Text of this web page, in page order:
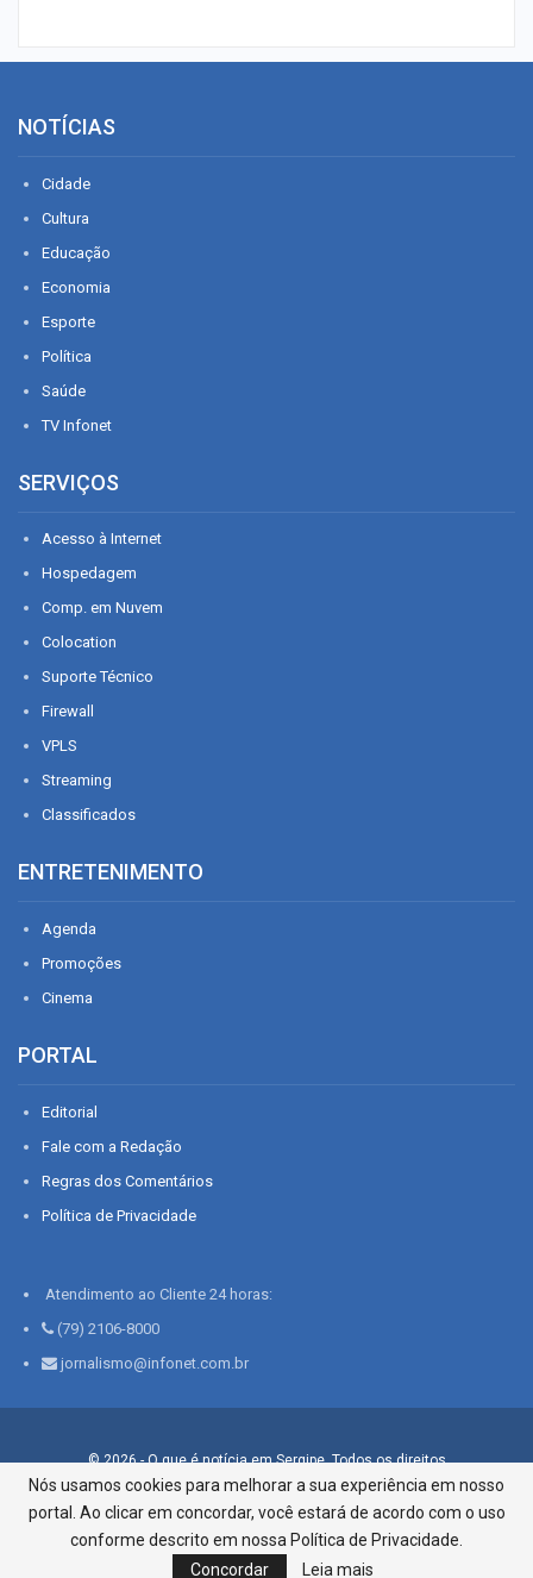
NOTÍCIAS
Cidade
Cultura
Educação
Economia
Esporte
Política
Saúde
TV Infonet
SERVIÇOS
Acesso à Internet
Hospedagem
Comp. em Nuvem
Colocation
Suporte Técnico
Firewall
VPLS
Streaming
Classificados
ENTRETENIMENTO
Agenda
Promoções
Cinema
PORTAL
Editorial
Fale com a Redação
Regras dos Comentários
Política de Privacidade
Atendimento ao Cliente 24 horas:
(79) 2106-8000
jornalismo@infonet.com.br
© 2026 - O que é notícia em Sergipe. Todos os direitos
reservados.
Infonet - Rua Monsenhor Silveira 276, Bairro São José |
Aracaju-SE, CEP 49015-030, Fone: 79.2106.8000 - CI Centro de
Informações LTDA
Nós usamos cookies para melhorar a sua experiência em nosso
portal. Ao clicar em concordar, você estará de acordo com o uso
conforme descrito em nossa Política de Privacidade.
Concordar
Leia mais